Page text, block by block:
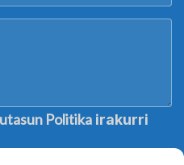
Politika irakurri